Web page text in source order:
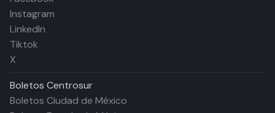
Instagram
LinkedIn
Tiktok
X
Boletos Centrosur
Boletos Ciudad de México